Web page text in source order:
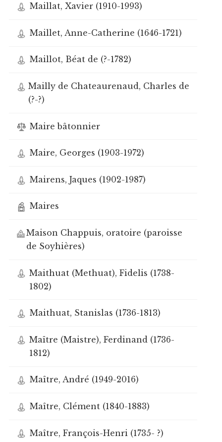
Maillat, Xavier (1910-1993)
Maillet, Anne-Catherine (1646-1721)
Maillot, Béat de (?-1782)
Mailly de Chateaurenaud, Charles de
(?-?)
Maire bâtonnier
Maire, Georges (1903-1972)
Mairens, Jaques (1902-1987)
Maires
Maison Chappuis, oratoire (paroisse
de Soyhières)
Maithuat (Methuat), Fidelis (1738-
1802)
Maithuat, Stanislas (1736-1813)
Maître (Maistre), Ferdinand (1736-
1812)
Maître, André (1949-2016)
Maître, Clément (1840-1883)
Maître, François-Henri (1735- ?)